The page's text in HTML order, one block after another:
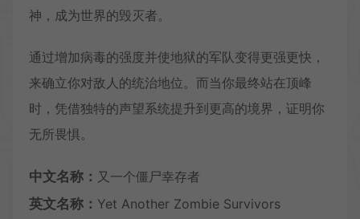
神，成为世界的毁灭者。
通过增加病毒的强度并使地狱的军队变得更强更快，
来确立你对敌人的统治地位。而当你最终站在顶峰
时，凭借独特的声望系统提升到更高的境界，证明你
无所畏惧。
中文名称： 又一个僵尸幸存者
英文名称： Yet Another Zombie Survivors